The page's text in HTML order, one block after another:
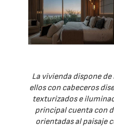
La vivienda dispone
ellos con cabeceros
texturizados e
principal cuenta con
orientadas al paisaje